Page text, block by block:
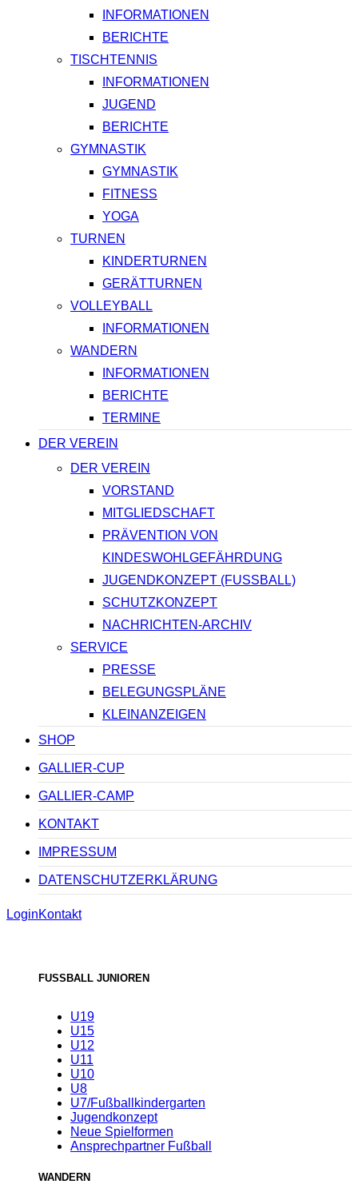
INFORMATIONEN
BERICHTE
TISCHTENNIS
INFORMATIONEN
JUGEND
BERICHTE
GYMNASTIK
GYMNASTIK
FITNESS
YOGA
TURNEN
KINDERTURNEN
GERÄTTURNEN
VOLLEYBALL
INFORMATIONEN
WANDERN
INFORMATIONEN
BERICHTE
TERMINE
DER VEREIN
DER VEREIN
VORSTAND
MITGLIEDSCHAFT
PRÄVENTION VON
KINDESWOHLGEFÄHRDUNG
JUGENDKONZEPT (FUSSBALL)
SCHUTZKONZEPT
NACHRICHTEN-ARCHIV
SERVICE
PRESSE
BELEGUNGSPLÄNE
KLEINANZEIGEN
SHOP
GALLIER-CUP
GALLIER-CAMP
KONTAKT
IMPRESSUM
DATENSCHUTZERKLÄRUNG
LoginKontakt
FUSSBALL JUNIOREN
U19
U15
U12
U11
U10
U8
U7/Fußballkindergarten
Jugendkonzept
Neue Spielformen
Ansprechpartner Fußball
WANDERN